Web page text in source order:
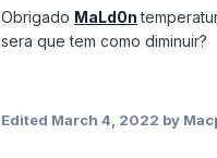
Obrigado MaLd0n
sera que tem como diminuir?
Edited March 4, 2022 by